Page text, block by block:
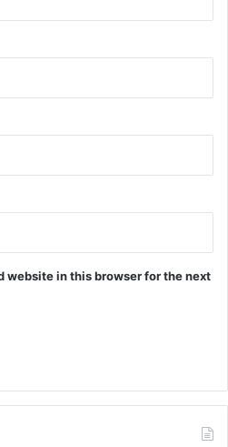
website in this browser for the next